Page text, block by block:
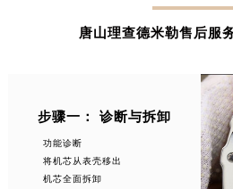
唐山理查德米勒售后服
步骤一： 诊断与拆卸
功能诊断
将机芯从表壳移出
机芯全面拆卸